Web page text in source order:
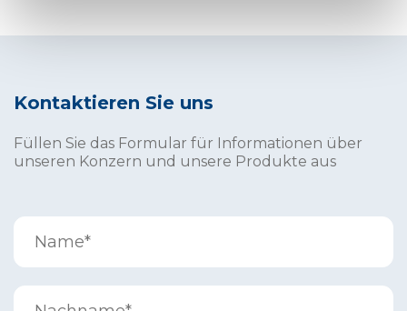
Kontaktieren Sie uns
Füllen Sie das Formular für Informationen über
unseren Konzern und unsere Produkte aus